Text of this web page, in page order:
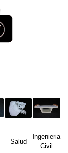
Salud
Ingenieria
Civil